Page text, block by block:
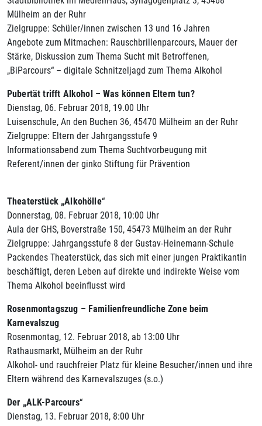
Mülheim an der Ruhr
Zielgruppe: Schüler/innen zwischen 13 und 16 Jahren
Angebote zum Mitmachen: Rauschbrillenparcours, Mauer der
Stärke, Diskussion zum Thema Sucht mit Betroffenen,
„BiParcours“ – digitale Schnitzeljagd zum Thema Alkohol
Pubertät trifft Alkohol – Was können Eltern tun?
Dienstag, 06. Februar 2018, 19.00 Uhr
Luisenschule, An den Buchen 36, 45470 Mülheim an der Ruhr
Zielgruppe: Eltern der Jahrgangsstufe 9
Informationsabend zum Thema Suchtvorbeugung mit
Referent/innen der ginko Stiftung für Prävention
Theaterstück „Alkohölle“
Donnerstag, 08. Februar 2018, 10:00 Uhr
Aula der GHS, Boverstraße 150, 45473 Mülheim an der Ruhr
Zielgruppe: Jahrgangsstufe 8 der Gustav-Heinemann-Schule
Packendes Theaterstück, das sich mit einer jungen Praktikantin
beschäftigt, deren Leben auf direkte und indirekte Weise vom
Thema Alkohol beeinflusst wird
Rosenmontagszug – Familienfreundliche Zone beim
Karnevalszug
Rosenmontag, 12. Februar 2018, ab 13:00 Uhr
Rathausmarkt, Mülheim an der Ruhr
Alkohol- und rauchfreier Platz für kleine Besucher/innen und ihre
Eltern während des Karnevalszuges (s.o.)
Der „ALK-Parcours“
Dienstag, 13. Februar 2018, 8:00 Uhr